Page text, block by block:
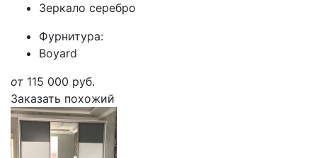
Зеркало серебро
Фурнитура:
Boyard
от 115 000 руб.
Заказать похожий